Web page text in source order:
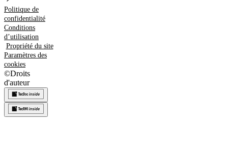
Politique de
confidentialité
Conditions
d’utilisation
Propriété du site
Paramètres des
cookies
©Droits
d'auteur